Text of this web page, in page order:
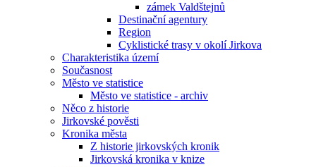
zámek Valdštejnů
Destinační agentury
Region
Cyklistické trasy v okolí Jirkova
Charakteristika území
Současnost
Město ve statistice
Město ve statistice - archiv
Něco z historie
Jirkovské pověsti
Kronika města
Z historie jirkovských kronik
Jirkovská kronika v knize